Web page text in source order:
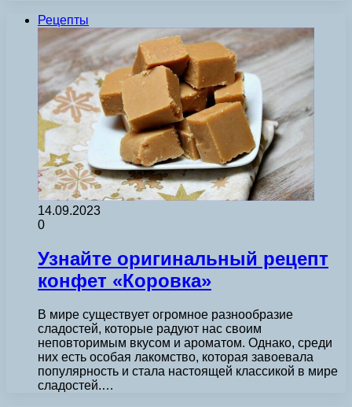
Рецепты
14.09.2023
0
Узнайте оригинальный рецепт
конфет «Коровка»
В мире существует огромное разнообразие
сладостей, которые радуют нас своим
неповторимым вкусом и ароматом. Однако, среди
них есть особая лакомство, которая завоевала
популярность и стала настоящей классикой в мире
сладостей.…